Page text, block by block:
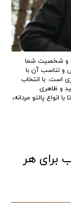
و شخصیت شما
و تناسب آن با
است. با انتخاب
و ظاهری
انواع پالتو مردانه،
برای هر